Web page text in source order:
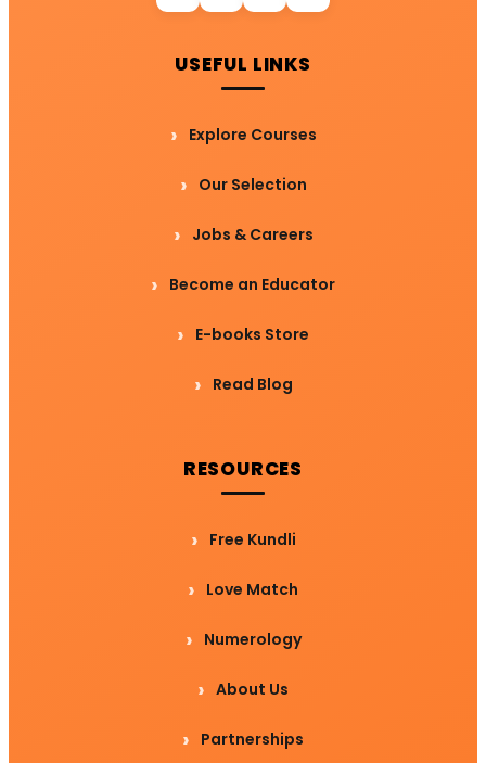
USEFUL LINKS
Explore Courses
Our Selection
Jobs & Careers
Become an Educator
E-books Store
Read Blog
RESOURCES
Free Kundli
Love Match
Numerology
About Us
Partnerships